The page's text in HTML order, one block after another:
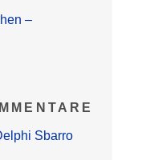
–
Sbarro